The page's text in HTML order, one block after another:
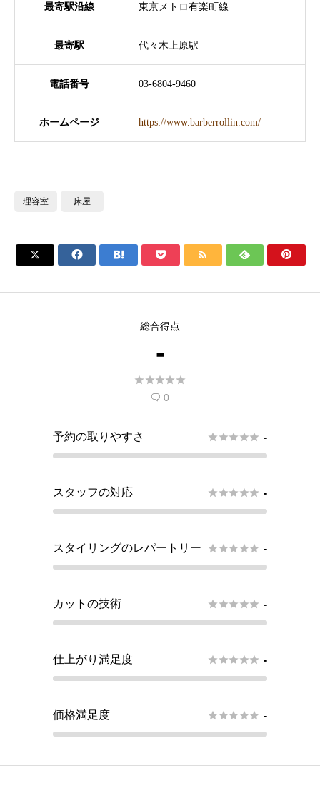
最寄駅沿線 東京メトロ有楽町線
最寄駅 代々木上原駅
電話番号 03-6804-9460
ホームページ https://www.barberrollin.com/
理容室 床屋
      
総合得点
-

 0
予約の取りやすさ  -
スタッフの対応  -
スタイリングのレパートリー  -
カットの技術  -
仕上がり満足度  -
価格満足度  -